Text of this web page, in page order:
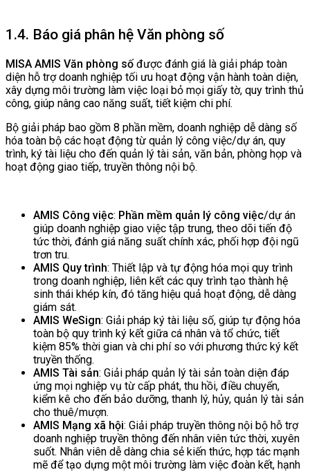
1.4. Báo giá phân hệ Văn phòng số
MISA AMIS Văn phòng số được đánh giá là giải pháp toàn
diện hỗ trợ doanh nghiệp tối ưu hoạt động vận hành toàn diện,
xây dựng môi trường làm việc loại bỏ mọi giấy tờ, quy trình thủ
công, giúp nâng cao năng suất, tiết kiệm chi phí.
Bộ giải pháp bao gồm 8 phần mềm, doanh nghiệp dễ dàng số
hóa toàn bộ các hoạt động từ quản lý công việc/dự án, quy
trình, ký tài liệu cho đến quản lý tài sản, văn bản, phòng họp và
hoạt động giao tiếp, truyền thông nội bộ.
AMIS Công việc: Phần mềm quản lý công việc/dự án
giúp doanh nghiệp giao việc tập trung, theo dõi tiến độ
tức thời, đánh giá năng suất chính xác, phối hợp đội ngũ
trơn tru.
AMIS Quy trình: Thiết lập và tự động hóa mọi quy trình
trong doanh nghiệp, liên kết các quy trình tạo thành hệ
sinh thái khép kín, đó tăng hiệu quả hoạt động, dễ dàng
giám sát.
AMIS WeSign: Giải pháp ký tài liệu số, giúp tự động hóa
toàn bộ quy trình ký kết giữa cá nhân và tổ chức, tiết
kiệm 85% thời gian và chi phí so với phương thức ký kết
truyền thống.
AMIS Tài sản: Giải pháp quản lý tài sản toàn diện đáp
ứng mọi nghiệp vụ từ cấp phát, thu hồi, điều chuyển,
kiểm kê cho đến bảo dưỡng, thanh lý, hủy, quản lý tài sản
cho thuê/mượn.
AMIS Mạng xã hội: Giải pháp truyền thông nội bộ hỗ trợ
doanh nghiệp truyền thông đến nhân viên tức thời, xuyên
suốt. Nhân viên dễ dàng chia sẻ kiến thức, hợp tác mạnh
mẽ để tạo dựng một môi trường làm việc đoàn kết, hạnh